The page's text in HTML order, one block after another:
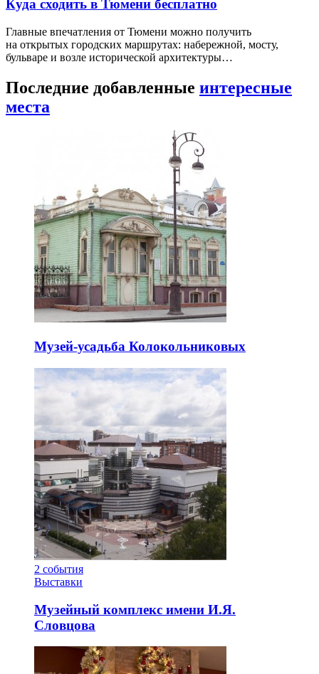
Куда сходить в Тюмени бесплатно
Главные впечатления от Тюмени можно получить
на открытых городских маршрутах: набережной, мосту,
бульваре и возле исторической архитектуры…
Последние добавленные интересные
места
Музей-усадьба Колокольниковых
2 события
Выставки
Музейный комплекс имени И.Я.
Словцова